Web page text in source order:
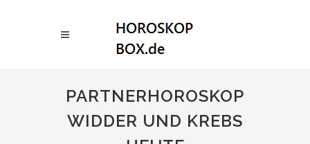
PARTNERHOROSKOP
WIDDER UND KREBS